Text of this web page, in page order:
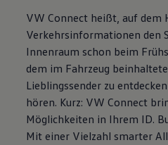
VW Connect heißt, auf dem
Verkehrsinformationen den
Innenraum schon beim
dem im Fahrzeug
Lieblingssender zu
hören. Kurz: VW Connect
Möglichkeiten in Ihrem ID.
Mit einer Vielzahl smarter